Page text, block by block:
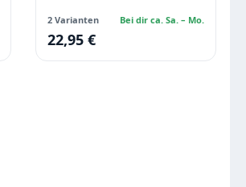
2 Varianten Bei dir ca. Sa. – Mo.
Regulärer Preis:
22,95 €